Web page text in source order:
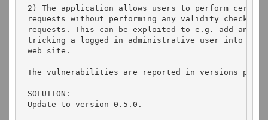
2) The application allows users to perform certain
requests without performing any validity checks
requests. This can be exploited to e.g. add and
tricking a logged in administrative user into
web site.
The vulnerabilities are reported in versions
SOLUTION:
Update to version 0.5.0.